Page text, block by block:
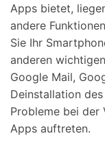
Apps bietet,
andere
Sie Ihr
anderen
Google Mail,
Deinstallation
Probleme bei der
Apps auftreten.